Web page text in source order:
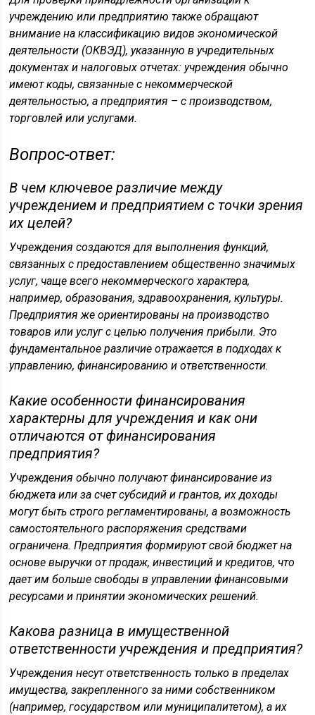
учреждению или предприятию также обращают
внимание на классификацию видов экономической
деятельности (ОКВЭД), указанную в учредительных
документах и налоговых отчетах: учреждения обычно
имеют коды, связанные с некоммерческой
деятельностью, а предприятия – с производством,
торговлей или услугами.
Вопрос-ответ:
В чем ключевое различие между
учреждением и предприятием с точки зрения
их целей?
Учреждения создаются для выполнения функций,
связанных с предоставлением общественно значимых
услуг, чаще всего некоммерческого характера,
например, образования, здравоохранения, культуры.
Предприятия же ориентированы на производство
товаров или услуг с целью получения прибыли. Это
фундаментальное различие отражается в подходах к
управлению, финансированию и ответственности.
Какие особенности финансирования
характерны для учреждения и как они
отличаются от финансирования
предприятия?
Учреждения обычно получают финансирование из
бюджета или за счет субсидий и грантов, их доходы
могут быть строго регламентированы, а возможность
самостоятельного распоряжения средствами
ограничена. Предприятия формируют свой бюджет на
основе выручки от продаж, инвестиций и кредитов, что
дает им больше свободы в управлении финансовыми
ресурсами и принятии экономических решений.
Какова разница в имущественной
ответственности учреждения и предприятия?
Учреждения несут ответственность только в пределах
имущества, закрепленного за ними собственником
(например, государством или муниципалитетом), а их